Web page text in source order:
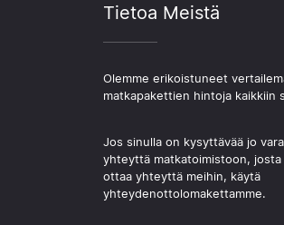
Tietoa Meistä
Olemme erikoistuneet
matkapakettien hintoja kaikkiin
Jos sinulla on kysyttävää jo
yhteyttä matkatoimistoon,
ottaa yhteyttä meihin, käytä
yhteydenottolomakettamme.